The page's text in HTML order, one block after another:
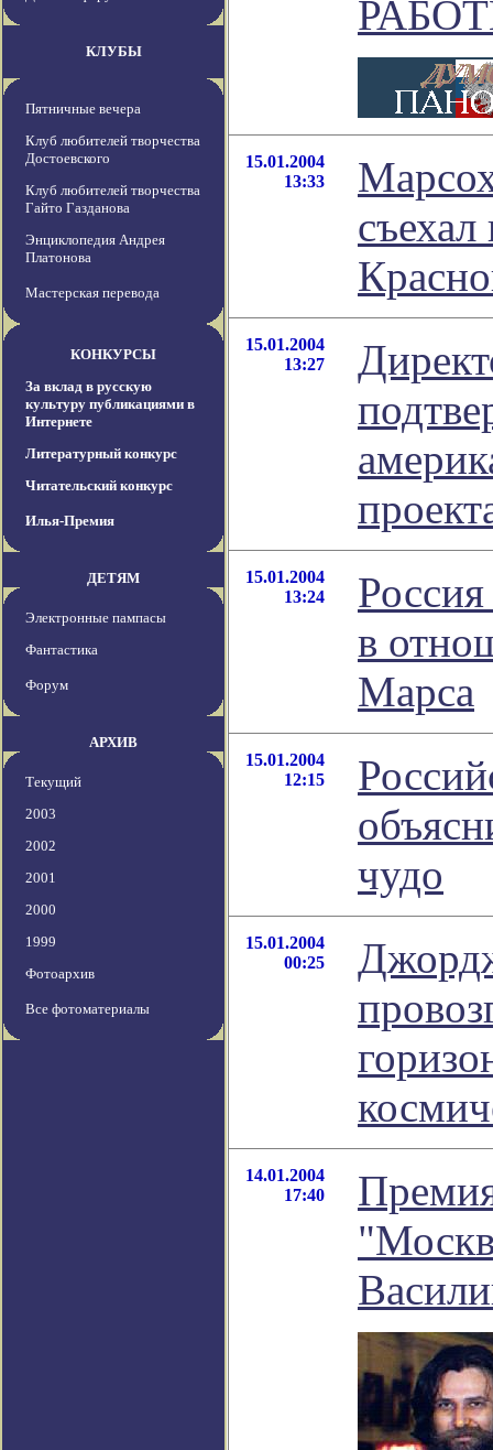
КЛУБЫ
Пятничные вечера
Клуб любителей творчества
Достоевского
Клуб любителей творчества
Гайто Газданова
Энциклопедия Андрея
Платонова
Мастерская перевода
КОНКУРСЫ
За вклад в русскую
культуру публикациями в
Интернете
Литературный конкурс
Читательский конкурс
Илья-Премия
ДЕТЯМ
Электронные пампасы
Фантастика
Форум
АРХИВ
Текущий
2003
2002
2001
2000
1999
Фотоархив
Все фотоматериалы
15.01.2004
13:33
15.01.2004
13:27
15.01.2004
13:24
в
Марса
15.01.2004
12:15
чудо
15.01.2004
00:25
14.01.2004
17:40